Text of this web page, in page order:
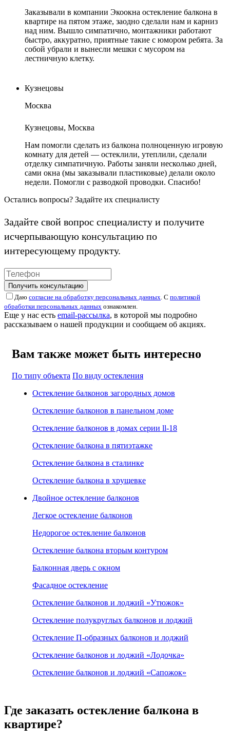
Заказывали в компании Экоокна остекление балкона в
квартире на пятом этаже, заодно сделали нам и карниз
над ним. Вышло симпатично, монтажники работают
быстро, аккуратно, приятные такие с юмором ребята. За
собой убрали и вынесли мешки с мусором на
лестничную клетку.
Кузнецовы
Москва
Кузнецовы, Москва
Нам помогли сделать из балкона полноценную игровую
комнату для детей — остеклили, утеплили, сделали
отделку симпатичную. Работы заняли несколько дней,
сами окна (мы заказывали пластиковые) делали около
недели. Помогли с разводкой проводки. Спасибо!
Остались вопросы? Задайте их специалисту
Задайте свой вопрос специалисту и получите
исчерпывающую консультацию по
интересующему продукту.
Получить консультацию
Даю согласие на обработку персональных данных. С политикой
обработки персональных данных ознакомлен.
Еще у нас есть email-рассылка, в которой мы подробно
рассказываем о нашей продукции и сообщаем об акциях.
Вам также может быть интересно
По типу объекта По виду остекления
Остекление балконов загородных домов
Остекление балконов в панельном доме
Остекление балконов в домах серии ll-18
Остекление балкона в пятиэтажке
Остекление балкона в сталинке
Остекление балкона в хрущевке
Двойное остекление балконов
Легкое остекление балконов
Недорогое остекление балконов
Остекление балкона вторым контуром
Балконная дверь с окном
Фасадное остекление
Остекление балконов и лоджий «Утюжок»
Остекление полукруглых балконов и лоджий
Остекление П-образных балконов и лоджий
Остекление балконов и лоджий «Лодочка»
Остекление балконов и лоджий «Сапожок»
Где заказать остекление балкона в
квартире?